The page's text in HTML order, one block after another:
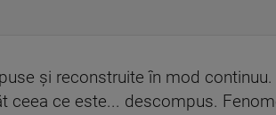
și reconstruite în mod
ceea ce este... descompus.